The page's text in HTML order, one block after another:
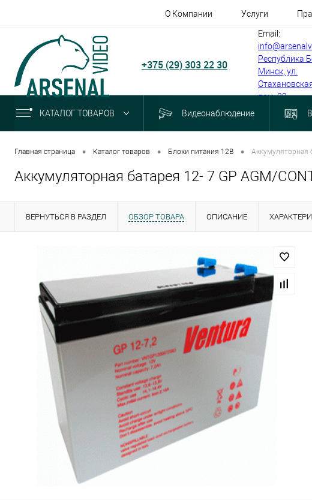
О Компании Услуги
+375 (29) 303 22 30
Email:
Республика
Минск, ул.
пом. 30
КАТАЛОГ ТОВАРОВ Видеонаблюдение
Главная страница • Каталог товаров • Блоки питания 12В • Аккумуляторная
Аккумуляторная батарея 12- 7 GP AGM/
ВЕРНУТЬСЯ В РАЗДЕЛ ОБЗОР ТОВАРА ОПИСАНИЕ